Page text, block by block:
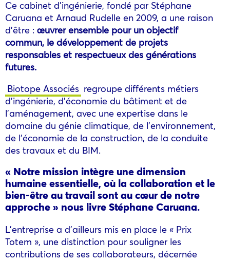
Ce cabinet d’ingénierie, fondé par Stéphane
Caruana et Arnaud Rudelle en 2009, a une raison
d’être : œuvrer ensemble pour un objectif
commun, le développement de projets
responsables et respectueux des générations
futures.
Biotope Associés regroupe différents métiers
d’ingénierie, d’économie du bâtiment et de
l’aménagement, avec une expertise dans le
domaine du génie climatique, de l’environnement,
de l’économie de la construction, de la conduite
des travaux et du BIM.
« Notre mission intègre une dimension
humaine essentielle, où la collaboration et le
bien-être au travail sont au cœur de notre
approche » nous livre Stéphane Caruana.
L’entreprise a d’ailleurs mis en place le « Prix
Totem », une distinction pour souligner les
contributions de ses collaborateurs, décernée